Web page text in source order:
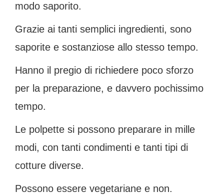
modo saporito.
Grazie ai tanti semplici ingredienti, sono
saporite e sostanziose allo stesso tempo.
Hanno il pregio di richiedere poco sforzo
per la preparazione, e davvero pochissimo
tempo.
Le polpette si possono preparare in mille
modi, con tanti condimenti e tanti tipi di
cotture diverse.
Possono essere vegetariane e non.